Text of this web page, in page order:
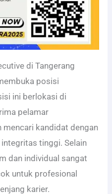
di Tangerang
posisi
ini berlokasi di
pelamar
mencari kandidat dengan
tinggi. Selain
dan individual sangat
untuk profesional
karier.